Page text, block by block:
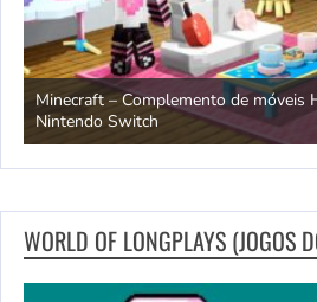
Minecraft – Complemento de móveis
Nintendo Switch
WORLD OF LONGPLAYS (JOGOS